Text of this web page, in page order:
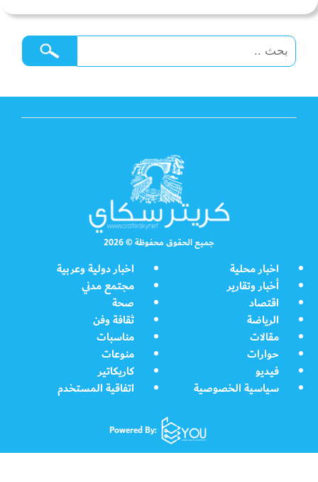
جميع الحقوق محفوظة © 2026
اخبار محلية
اخبار دولية وعربية
أخبار وتقارير
مجتمع مدني
اقتصاد
صحة
الرياضة
ثقافة وفن
مقالات
مناسبات
حوارات
منوعات
فيديو
كاريكاتير
سياسية الخصوصية
اتفاقية المستخدم
Powered By: